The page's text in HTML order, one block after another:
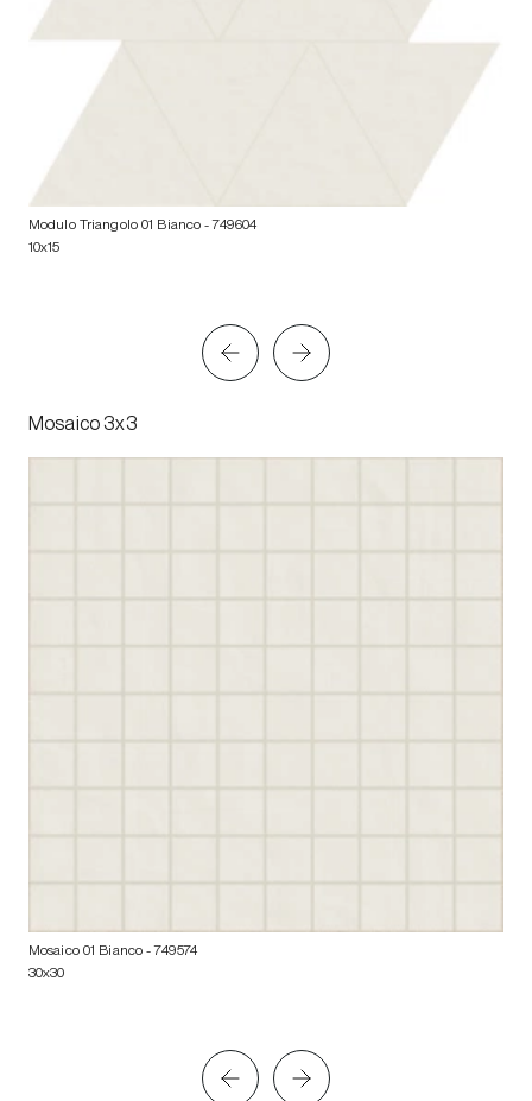
Modulo Triangolo 01 Bianco - 749604
10x15
Mosaico 3x3
Mosaico 01 Bianco - 749574
30x30